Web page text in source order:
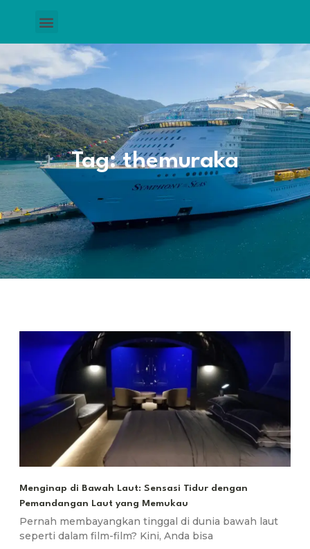
Tag: themuraka
Menginap di Bawah Laut: Sensasi Tidur dengan
Pemandangan Laut yang Memukau
Pernah membayangkan tinggal di dunia bawah laut
seperti dalam film-film? Kini, Anda bisa